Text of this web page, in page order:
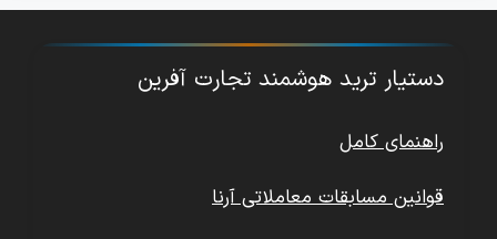
دستیار ترید هوشمند تجارت آفرین
راهنمای کامل
قوانین مسابقات معاملاتی آرنا